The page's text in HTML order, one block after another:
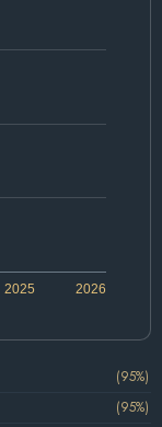
2026
2025
(95%)
(95%)